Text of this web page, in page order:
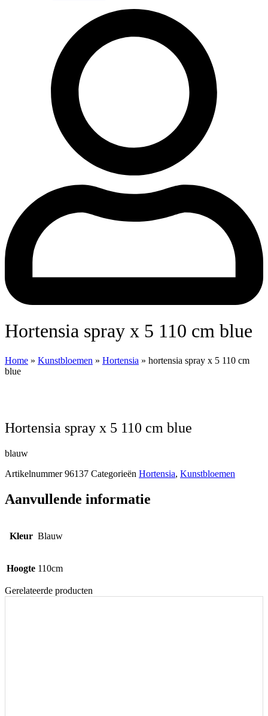
hortensia spray x 5 110 cm blue
Home » Kunstbloemen » Hortensia » hortensia spray x 5 110 cm
blue
hortensia spray x 5 110 cm blue
blauw
Artikelnummer96137 Categorieën Hortensia, Kunstbloemen
Aanvullende informatie
Kleur Blauw
Hoogte 110cm
Gerelateerde producten